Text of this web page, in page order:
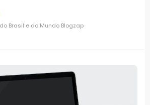
Brasil e do Mundo Blogzap